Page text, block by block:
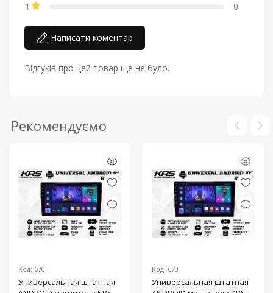
1
0
Написати коментар
Відгуків про цей товар ще не було.
Рекомендуємо
Код: 670
Универсальная штатная
Код: 673
Универсальная штатная